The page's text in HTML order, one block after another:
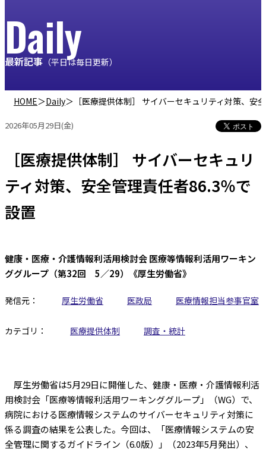
Daily
最新記事 （平日は毎日更新）
HOME＞Daily＞ ［医療提供体制］ サイバーセキュリティ対策、安
2026年05月29日(金)
［医療提供体制］ サイバーセキュリ
ティ対策、安全管理責任者86.3％で
設置
健康・医療・介護情報利活用検討会 医療等情報利活用ワーキン
ググループ（第32回 5／29）《厚生労働省》
発信元： 厚生労働省 医政局 医療情報担当参事官室
カテゴリ： 医療提供体制 調査・統計
厚生労働省は5月29日に開催した、健康・医療・介護情報利活
用検討会「医療等情報利活用ワーキンググループ」（WG）で、
病院における医療情報システムのサイバーセキュリティ対策に
係る調査の結果を公表した。今回は、「医療情報システムの安
全管理に関するガイドライン（6.0版）」（2023年5月発出）、